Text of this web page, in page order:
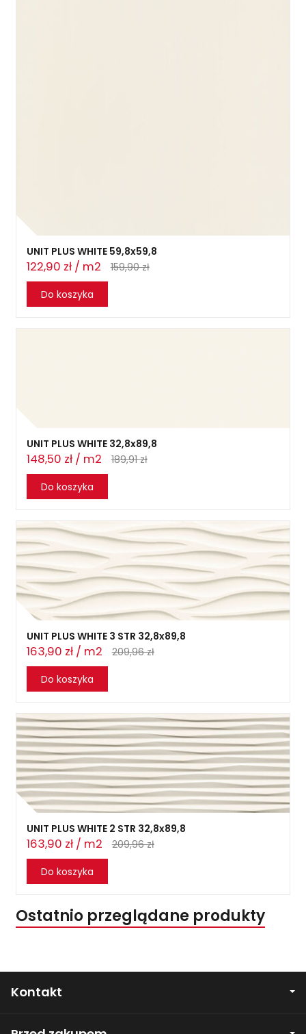
UNIT PLUS WHITE 59,8x59,8
122,90 zł / m2
159,90 zł
Do koszyka
UNIT PLUS WHITE 32,8x89,8
148,50 zł / m2
189,91 zł
Do koszyka
UNIT PLUS WHITE 3 STR 32,8x89,8
163,90 zł / m2
209,96 zł
Do koszyka
UNIT PLUS WHITE 2 STR 32,8x89,8
163,90 zł / m2
209,96 zł
Do koszyka
Ostatnio przeglądane produkty
Kontakt